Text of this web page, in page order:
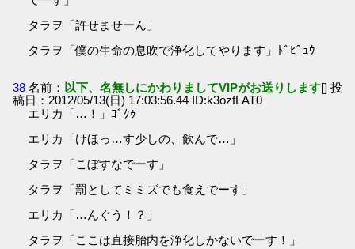
タラヲ「許せませーん」
タラヲ「僕の生命の息吹で浄化してやります」ﾄﾞﾋﾟｭｳ
38 名前： 以下、名無しにかわりましてVIPがお送りします[] 投
稿日：2012/05/13(日) 17:03:56.44 ID:k3ozfLAT0
エリカ「…！」ｺﾞｸｩ
エリカ「けほっ…す少しの、飲んで…」
タラヲ「こぼすなでーす」
タラヲ「罰としてミミズでも食えでーす」
エリカ「…んぐう！？」
タラヲ「ここは直接胎内を浄化しかないでーす！」